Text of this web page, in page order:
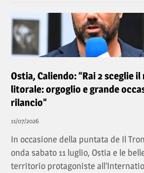
Ostia, Caliendo: “Rai 2 sceglie
litorale: orgoglio e grande
rilancio”
11/07/2026
In occasione della puntata de Il
onda sabato 11 luglio, Ostia e le
territorio protagoniste